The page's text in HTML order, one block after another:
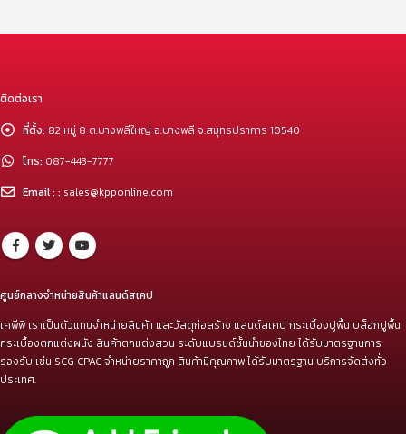
ติดต่อเรา
ที่ตั้ง: 82 หมู่ 8 ต.บางพลีใหญ่ อ.บางพลี จ.สมุทรปราการ 10540
โทร: 087-443-7777
Email : : sales@kpponline.com
ศูนย์กลางจำหน่ายสินค้าแลนด์สเคป
เคพีพี เราเป็นตัวแทนจำหน่ายสินค้า และวัสดุก่อสร้าง แลนด์สเคป กระเบื้องปูพื้น บล็อกปูพื้น
กระเบื้องตกแต่งผนัง สินค้าตกแต่งสวน ระดับแบรนด์ชั้นนำของไทย ได้รับมาตรฐานการ
รองรับ เช่น SCG CPAC จำหน่ายราคาถูก สินค้ามีคุณภาพ ได้รับมาตรฐาน บริการจัดส่งทั่ว
ประเทศ.